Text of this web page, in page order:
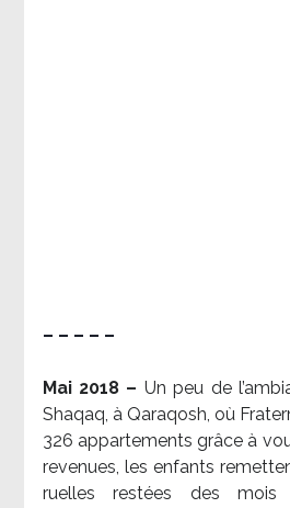
– – – – –
Mai 2018 – Un peu de
Shaqaq, à Qaraqosh, où
326 appartements grâce à
revenues, les enfants
ruelles restées des mois